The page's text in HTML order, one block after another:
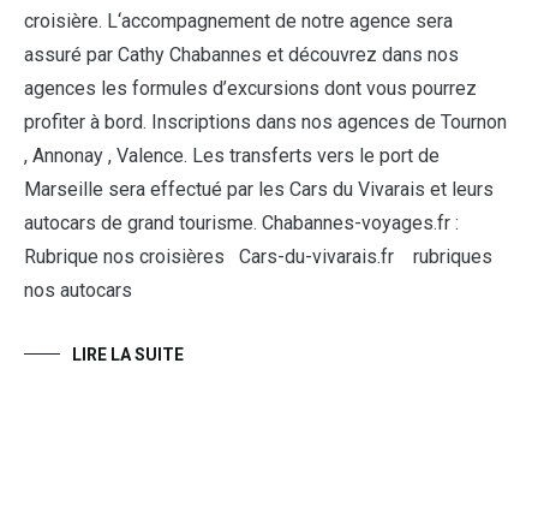
croisière. L‘accompagnement de notre agence sera
assuré par Cathy Chabannes et découvrez dans nos
agences les formules d’excursions dont vous pourrez
profiter à bord. Inscriptions dans nos agences de Tournon
, Annonay , Valence. Les transferts vers le port de
Marseille sera effectué par les Cars du Vivarais et leurs
autocars de grand tourisme. Chabannes-voyages.fr :
Rubrique nos croisières Cars-du-vivarais.fr rubriques
nos autocars
LIRE LA SUITE